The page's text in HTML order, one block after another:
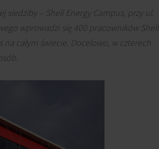
siedziby – Shell Energy Campus, przy ul.
wprowadzi się 400 pracowników Shell
całym świecie. Docelowo, w czterech